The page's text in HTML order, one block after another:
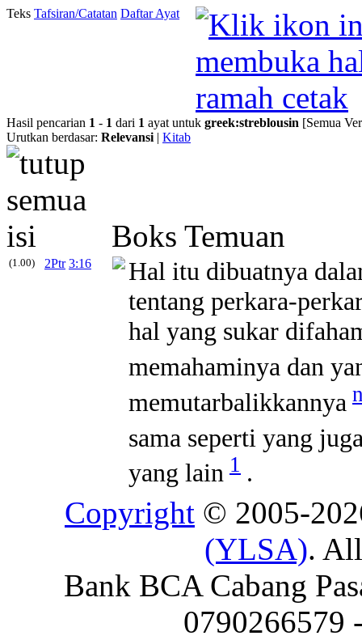
Teks Tafsiran/Catatan Daftar Ayat
Hasil pencarian 1 - 1 dari 1 ayat untuk greek:streblousin [Semua
Urutkan berdasar: Relevansi | Kitab
Boks Temuan
(1.00) 2Ptr 3:16
Hal itu dibuatnya
tentang perkara-
hal yang sukar
memahaminya dan
memutarbalikkannya
sama seperti yang
yang lain 1 .
Copyright © 2005-
(YLSA).
Bank BCA Cabang
0790266579